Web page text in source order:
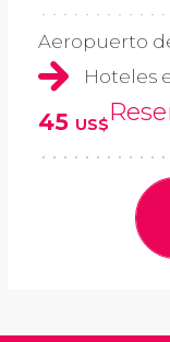
Aeropuerto
Hoteles
45 US$